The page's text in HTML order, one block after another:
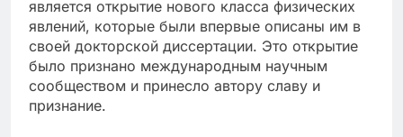
является открытие нового класса физических
явлений, которые были впервые описаны им в
своей докторской диссертации. Это открытие
было признано международным научным
сообществом и принесло автору славу и
признание.